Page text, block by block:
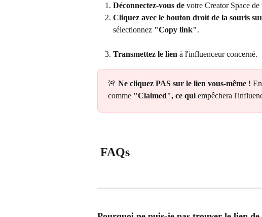
Déconnectez-vous de votre Creator Space de
Cliquez avec le bouton droit de la souris
sélectionnez "Copy link".
Transmettez le lien à l'influenceur concerné.
🚨 Ne cliquez PAS sur le lien vous-même !
comme "Claimed", ce qui empêchera
FAQs